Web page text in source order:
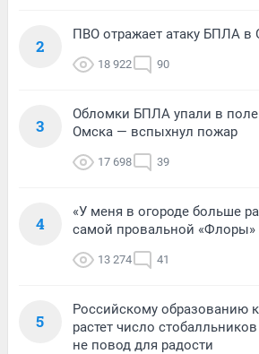
2
ПВО отражает атаку БПЛА в
18 922 90
3
Обломки БПЛА упали в поле
Омска — вспыхнул пожар
17 698 39
4
«У меня в огороде больше
самой провальной «Флоры»
13 274 41
5
Российскому образованию
растет число
не повод для радости